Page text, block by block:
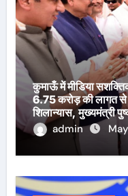
कुमाऊँ में मीडिया
6.75 करोड़ की लागत से
शिलान्यास, मुख्यमंत्री
admin